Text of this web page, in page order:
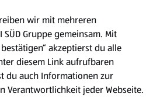
wir mit mehreren
Gruppe gemeinsam. Mit
akzeptierst du alle
diesem Link aufrufbaren
du auch Informationen zur
Verantwortlichkeit jeder Webseite.